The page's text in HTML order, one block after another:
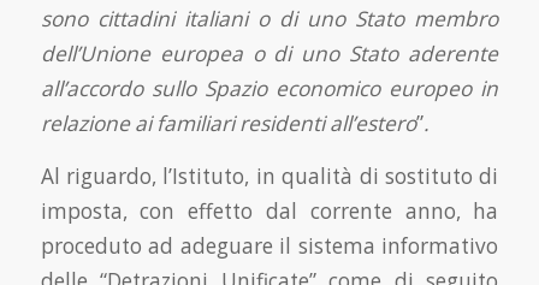
sono cittadini italiani o di uno Stato membro
dell’Unione europea o di uno Stato aderente
all’accordo sullo Spazio economico europeo in
relazione ai familiari residenti all’estero”.
Al riguardo, l’Istituto, in qualità di sostituto di
imposta, con effetto dal corrente anno, ha
proceduto ad adeguare il sistema informativo